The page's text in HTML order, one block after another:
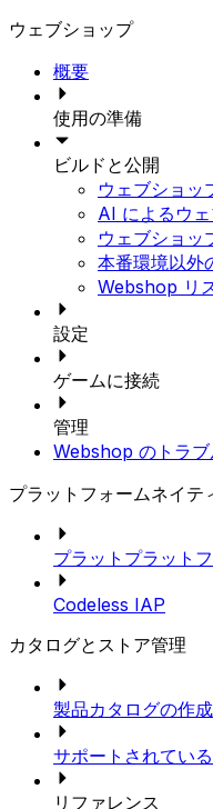
ウェブショップ
概要
使用の準備
ビルドと公開
ウェブショッ
AI によるウ
ウェブショッ
本番環境以外
Webshop リ
設定
ゲームに接続
管理
Webshop のトラ
プラットフォームネイテ
プラットプラット
Codeless IAP
カタログとストア管理
製品カタログの作成
サポートされてい
リファレンス